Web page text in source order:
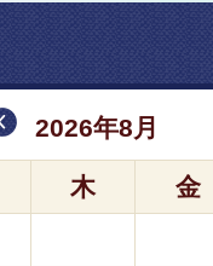
2026年8月
木 金